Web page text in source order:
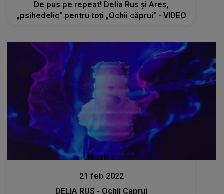
De pus pe repeat! Delia Rus și Ares,
„psihedelic” pentru toți „Ochii căprui” - VIDEO
Muzica
21 feb 2022
DELIA RUS - Ochii Caprui